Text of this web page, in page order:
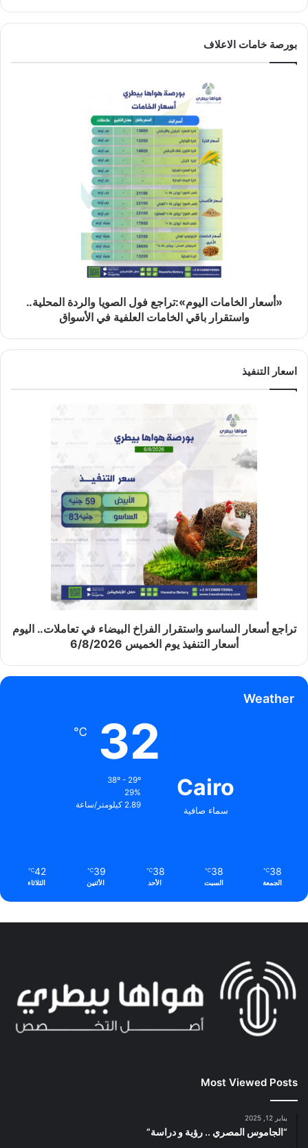
بورصة خامات الاعلاف
«أسعار الخامات اليوم»:تراجع فول الصويا والردة المحلية..
واستقرار باقي الخامات العلفية في الأسواق
اسعار التنفيذ
تراجع أسعار الساسو واستقرار الفراخ البيضاء في تعاملات.. اليوم
أسعار التنفيذ يوم الخميس 6/8/2026
Weather
Cairo
سماء صافية
32
℃
29%
2.89 كيلومتر/ساعة
38
℃
الجمعة
38
℃
السبت
38
℃
الأحد
39
℃
الأثنين
42
℃
الثلاثاء
Most Viewed Posts
يناير 12, 2025
“الجاموس المصري .. رؤية و دراسة”